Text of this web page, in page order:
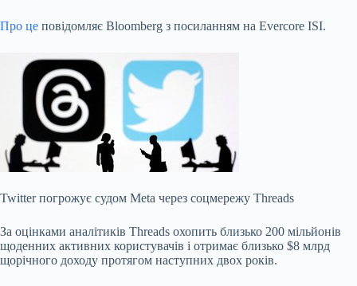
Про це повідомляє Bloomberg з посиланням на Evercore ISI.
Twitter погрожує судом Meta через соцмережу Threads
За оцінками аналітиків Threads охопить близько 200 мільйонів
щоденних активних користувачів і отримає близько $8 млрд
щорічного доходу протягом наступних двох років.